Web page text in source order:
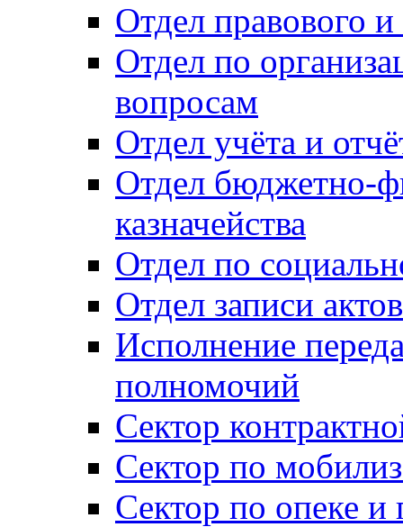
Отдел правового
Отдел по
вопросам
Отдел учёта и
Отдел бюджетно-
казначейства
Отдел по
Отдел записи
Исполнение
полномочий
Сектор
Сектор по
Сектор по опеке и